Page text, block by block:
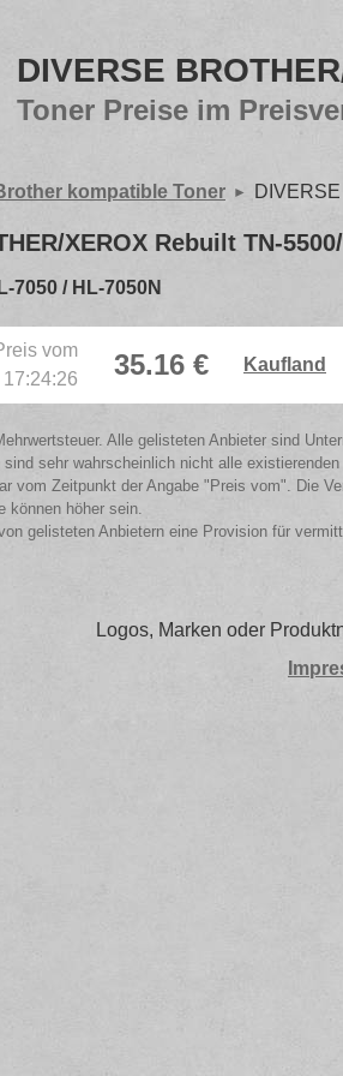
DIVERSE
Toner Preise im
kompatible Toner
XEROX Rebuilt TN-
7050 / HL-7050N
vom
35.16 € Kaufland
Alle gelisteten Anbieter sind
sind sehr wahrscheinlich nicht alle
vom Zeitpunkt der Angabe "Preis vom". Die
können höher sein.
gelisteten Anbietern eine Provision für
Logos, Marken oder